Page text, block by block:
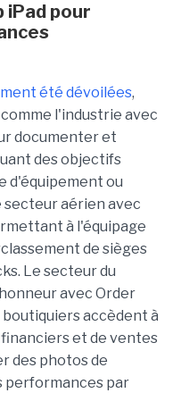
iPad pour
été dévoilées,
l'industrie avec
documenter et
des objectifs
d'équipement ou
secteur aérien avec
à l'équipage
de sièges
Le secteur du
avec Order
boutiquiers accèdent à
et de ventes
des photos de
performances par